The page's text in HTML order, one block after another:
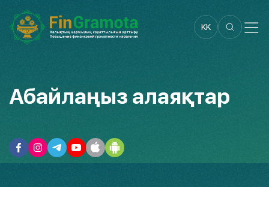
KK
Абайлаңыз алаяқтар